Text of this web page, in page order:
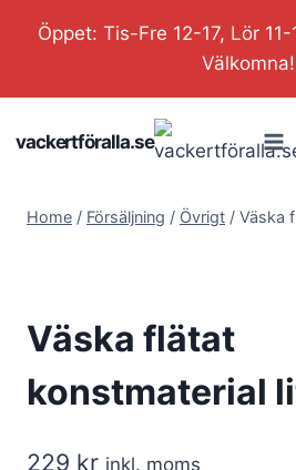
Öppet: Tis-Fre 12-17, Lör
Välkomna!
vackertföralla.se
Home / Försäljning / Övrigt / Väska
Väska flätat
konstmaterial
229 kr inkl. moms